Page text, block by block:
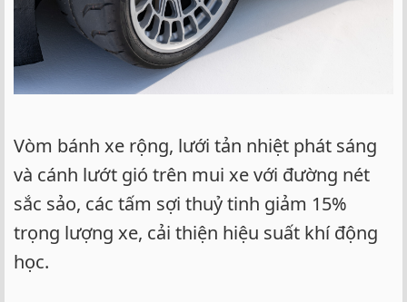
Vòm bánh xe rộng, lưới tản nhiệt phát sáng
và cánh lướt gió trên mui xe với đường nét
sắc sảo, các tấm sợi thuỷ tinh giảm 15%
trọng lượng xe, cải thiện hiệu suất khí động
học.